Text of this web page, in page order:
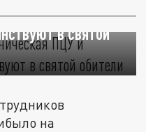
ПЦУ и
в святой
на